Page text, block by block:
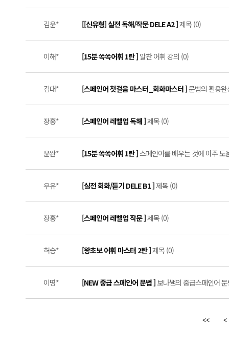
김윤* [[신유형] 실전 독해/작문 DELE A2 ]제목 (0)
이해* [15분 쏙쏙어휘 1탄 ] 알찬 어휘 강의 (0)
김대* [스페인어 첫걸음 마스터_회화마스터 ]문법의 활용
장홍* [스페인어 레벨업 독해 ]제목 (0)
윤완* [15분 쏙쏙어휘 1탄 ]스페인어를 배우는 것에 아주 도
우유* [실전 회화/듣기 DELE B1 ]제목 (0)
장홍* [스페인어 레벨업 작문 ]제목 (0)
허승* [왕초보 어휘 마스터 2탄 ]제목 (0)
이명* [NEW 중급 스페인어 문법 ]보나쌤의 중급스페인어